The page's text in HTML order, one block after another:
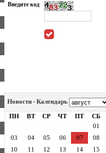
Введите код
Новости - Календарь
ПН
ВТ СР ЧТ ПТ СБ
01
03
04 05 06 07 08
10
11 12 13 14 15